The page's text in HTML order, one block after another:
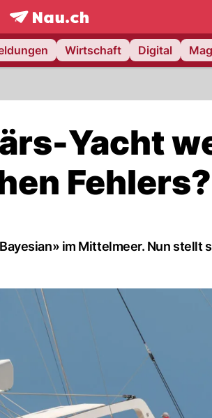
frontpage.NAU.ch
Wirtschaft Digital
Yacht
Fehlers?
im Mittelmeer. Nun stellt